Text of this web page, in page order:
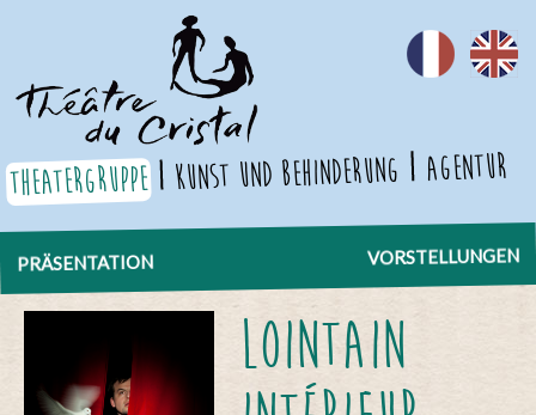
theatergruppe Kunst und Behinderung Agentur
PRÄSENTATION VORSTELLUNGEN
Lointain